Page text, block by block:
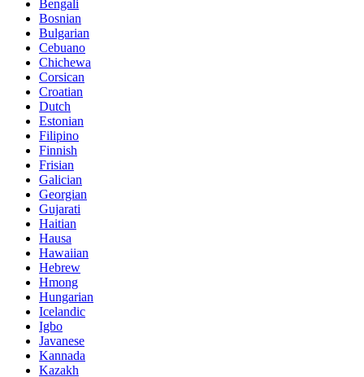
Bengali
Bosnian
Bulgarian
Cebuano
Chichewa
Corsican
Croatian
Dutch
Estonian
Filipino
Finnish
Frisian
Galician
Georgian
Gujarati
Haitian
Hausa
Hawaiian
Hebrew
Hmong
Hungarian
Icelandic
Igbo
Javanese
Kannada
Kazakh